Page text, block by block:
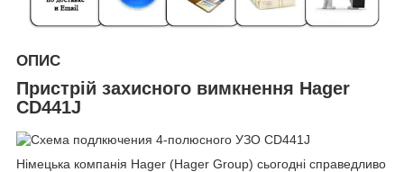
ОПИС
Пристрій захисного вимкнення Hager
CD441J
Німецька компанія Hager (Hager Group) сьогодні справедливо